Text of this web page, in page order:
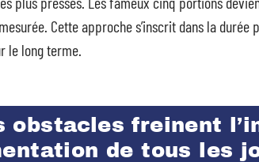
Cette approche s’inscrit dans la durée
le long terme.
obstacles freinent
de tous les